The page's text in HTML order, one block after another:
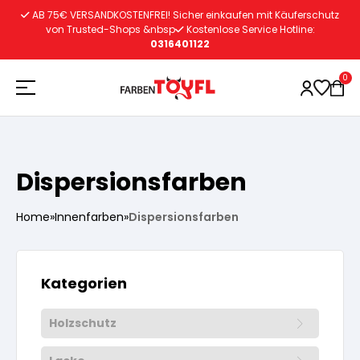
Vorbereitung
Lösemittelhältige Grundierung
Lacke
Wasserlösliche Grundierung
Vorbereitung
Innenfarben
AB 75€ VERSANDKOSTENFREI! Sicher einkaufen mit Käuferschutz
von Trusted-Shops &nbsp
Kostenlose Service Hotline:
0316401122
0
Dispersionsfarben
Home»Innenfarben»Dispersionsfarben
Kategorien
Holzschutz